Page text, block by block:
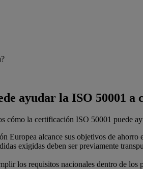
ayudar la ISO 50001 a
cómo la certificación ISO 50001 puede
alcance sus objetivos de ahorro
exigidas deben ser previamente
los requisitos nacionales dentro de